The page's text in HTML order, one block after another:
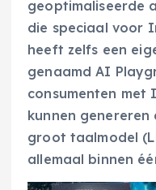
geoptimaliseerde
die speciaal voor
heeft zelfs een
genaamd AI
consumenten met
kunnen
groot taalmodel
allemaal binnen